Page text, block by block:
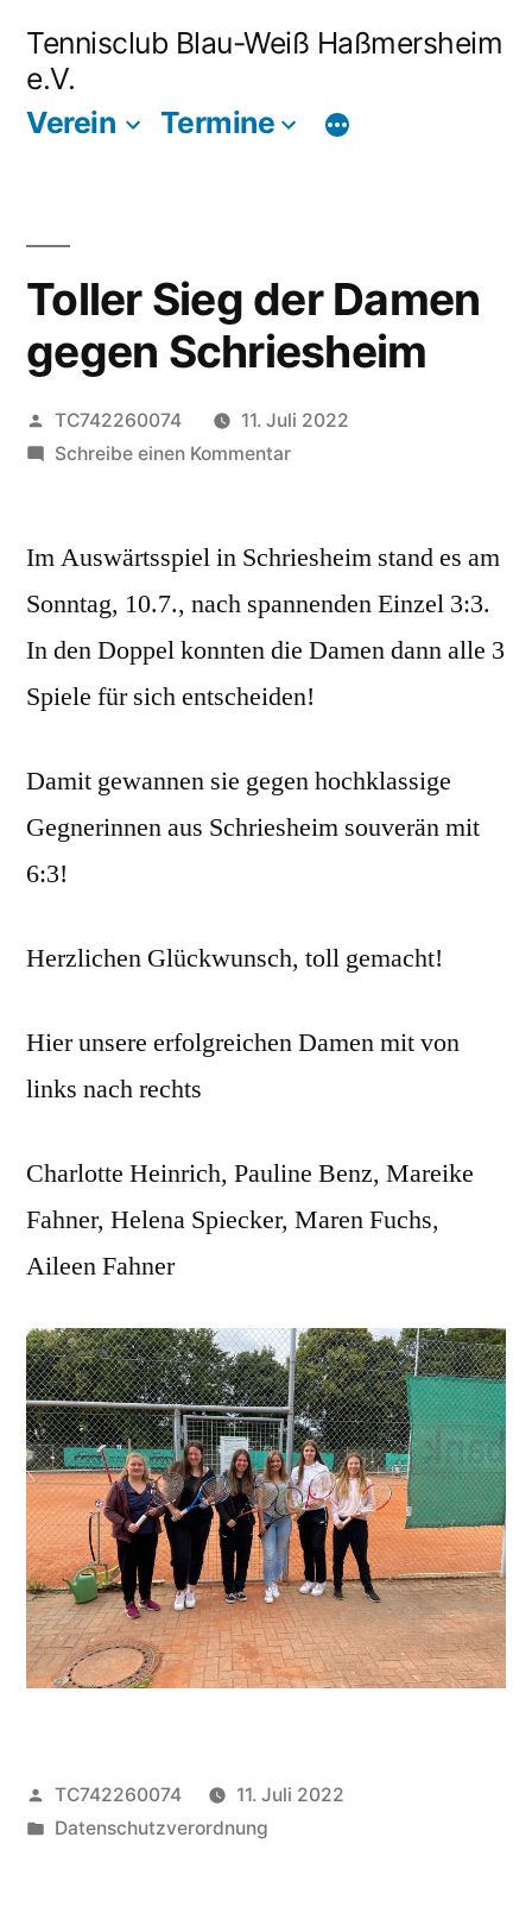
Inhalt
springen
Tennisclub Blau-Weiß Haßmersheim
e.V.
Verein
Termine
Toller Sieg der Damen
gegen Schriesheim
Veröffentlicht
von
TC742260074
11. Juli 2022
Schreibe einen Kommentarzu
der
gegen
Schriesheim
Im Auswärtsspiel in Schriesheim stand es am
Sonntag, 10.7., nach spannenden Einzel 3:3.
In den Doppel konnten die Damen dann alle 3
Spiele für sich entscheiden!
Damit gewannen sie gegen hochklassige
Gegnerinnen aus Schriesheim souverän mit
6:3!
Herzlichen Glückwunsch, toll gemacht!
Hier unsere erfolgreichen Damen mit von
links nach rechts
Charlotte Heinrich, Pauline Benz, Mareike
Fahner, Helena Spiecker, Maren Fuchs,
Aileen Fahner
Veröffentlicht
von
TC742260074
11. Juli 2022
Veröffentlicht
Datenschutzverordnung